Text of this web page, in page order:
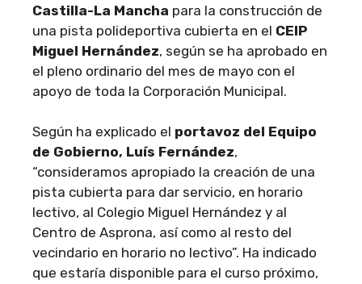
Castilla-La Mancha para la construcción de
una pista polideportiva cubierta en el CEIP
Miguel Hernández, según se ha aprobado en
el pleno ordinario del mes de mayo con el
apoyo de toda la Corporación Municipal.
Según ha explicado el portavoz del Equipo
de Gobierno, Luís Fernández,
“consideramos apropiado la creación de una
pista cubierta para dar servicio, en horario
lectivo, al Colegio Miguel Hernández y al
Centro de Asprona, así como al resto del
vecindario en horario no lectivo”. Ha indicado
que estaría disponible para el curso próximo,